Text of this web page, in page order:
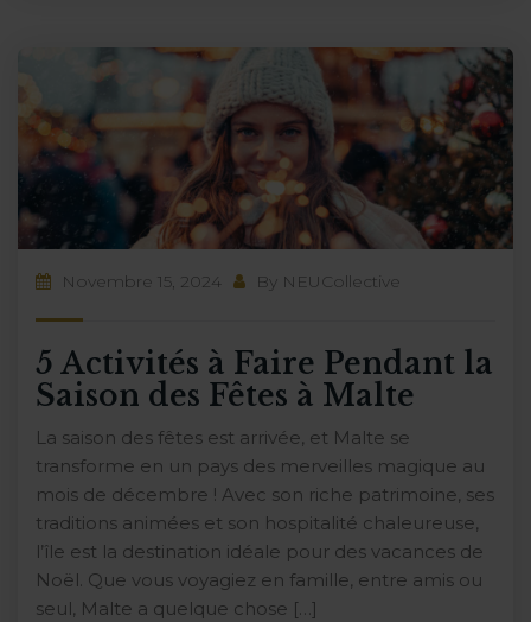
Novembre 15, 2024 By NEUCollective
5 Activités à Faire Pendant la
Saison des Fêtes à Malte
La saison des fêtes est arrivée, et Malte se
transforme en un pays des merveilles magique au
mois de décembre ! Avec son riche patrimoine, ses
traditions animées et son hospitalité chaleureuse,
l’île est la destination idéale pour des vacances de
Noël. Que vous voyagiez en famille, entre amis ou
seul, Malte a quelque chose […]